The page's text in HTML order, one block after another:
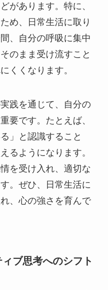
があります。特に、
め、日常生活に取り
、自分の呼吸に集中
のまま受け流すこと
くくなります。
践を通じて、自分の
要です。たとえば、
」と認識すること
るようになります。
を受け入れ、適切な
。ぜひ、日常生活に
、心の強さを育んで
ブ思考へのシフト